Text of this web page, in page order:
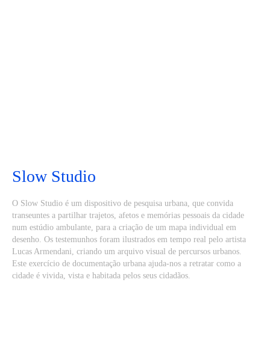
Slow Studio
O Slow Studio é um dispositivo de pesquisa urbana, que convida
transeuntes a partilhar trajetos, afetos e memórias pessoais da cidade
num estúdio ambulante, para a criação de um mapa individual em
desenho. Os testemunhos foram ilustrados em tempo real pelo artista
Lucas Armendani, criando um arquivo visual de percursos urbanos.
Este exercício de documentação urbana ajuda-nos a retratar como a
cidade é vivida, vista e habitada pelos seus cidadãos.